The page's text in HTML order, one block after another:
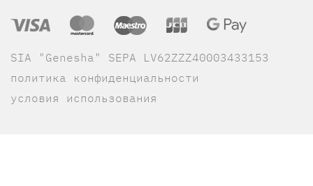
SIA "Genesha" SEPA LV62ZZZ40003433153
политика конфиденциальности
условия использования